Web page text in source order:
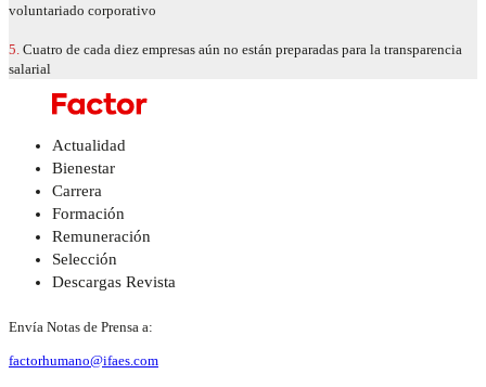
voluntariado corporativo
5. Cuatro de cada diez empresas aún no están preparadas para la transparencia
salarial
Actualidad
Bienestar
Carrera
Formación
Remuneración
Selección
Descargas Revista
Envía Notas de Prensa a:
factorhumano@ifaes.com